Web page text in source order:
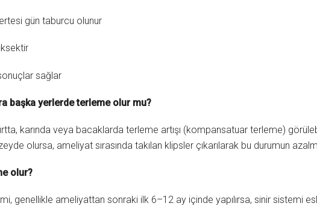
gün taburcu olunur
sağlar
başka yerlerde terleme olur mu?
karında veya bacaklarda terleme artışı (kompansatuar terleme)
olursa, ameliyat sırasında takılan klipsler çıkarılarak bu durumun
olur?
genellikle ameliyattan sonraki ilk 6–12 ay içinde yapılırsa, sinir sistemi